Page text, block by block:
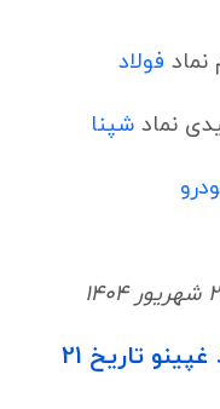
فولاد
نمادشپنا
آپدیت تحلیل تکنیکال نماد غپینو تاریخ 21